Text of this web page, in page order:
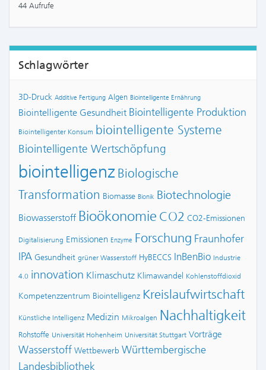
44 Aufrufe
Schlagwörter
3D-Druck Additive Fertigung Algen Biointelligente Ernährung
Biointelligente Gesundheit Biointelligente Produktion
Biointelligenter Konsum biointelligente Systeme
Biointelligente Wertschöpfung
biointelligenz Biologische
Transformation Biomasse Bionik Biotechnologie
Biowasserstoff Bioökonomie CO2 CO2-Emissionen
Digitalisierung Emissionen Enzyme Forschung Fraunhofer
IPA Gesundheit grüner Wasserstoff HyBECCS InBenBio Industrie
4.0 innovation Klimaschutz Klimawandel Kohlenstoffdioxid
Kompetenzzentrum Biointelligenz Kreislaufwirtschaft
Künstliche Intelligenz Medizin Mikroalgen Nachhaltigkeit
Rohstoffe Universität Hohenheim Universität Stuttgart Vorträge
Wasserstoff Wettbewerb Württembergische
Landesbibliothek